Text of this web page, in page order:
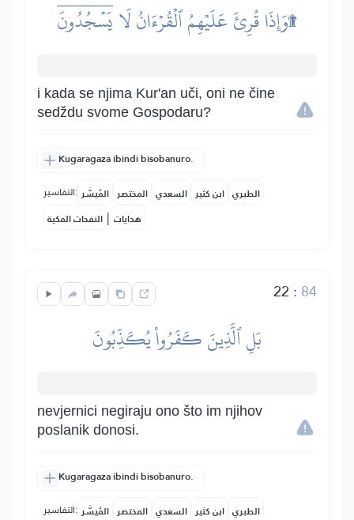
وَإِذَا قُرِئَ عَلَيۡهِمُ ٱلۡقُرۡءَانُ لَا يَسۡجُدُونَۤ۩
i kada se njima Kur'an uči, oni ne čine
sedždu svome Gospodaru?
Kugaragaza ibindi bisobanuro.
التفاسير: المُيسَّر المختصر السعدي ابن كثير الطبري
النفحات المكية | هدايات
22 : 84
بَلِ ٱلَّذِينَ كَفَرُواْ يُكَذِّبُونَ
nevjernici negiraju ono što im njihov
poslanik donosi.
Kugaragaza ibindi bisobanuro.
التفاسير: المُيسَّر المختصر السعدي ابن كثير الطبري